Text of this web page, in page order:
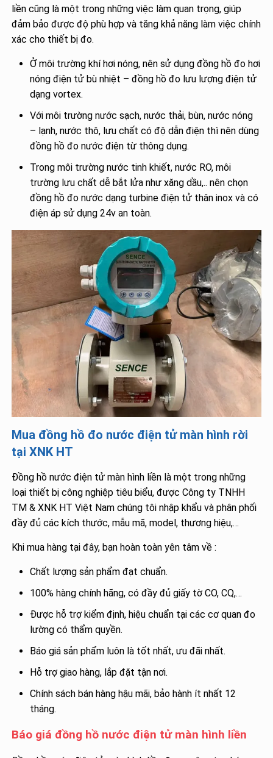
liền cũng là một trong những việc làm quan trọng, giúp
đảm bảo được độ phù hợp và tăng khả năng làm việc chính
xác cho thiết bị đo.
Ở môi trường khí hơi nóng, nên sử dụng đồng hồ đo hơi
nóng điện tử bù nhiệt – đồng hồ đo lưu lượng điện tử
dạng vortex.
Với môi trường nước sạch, nước thải, bùn, nước nóng
– lạnh, nước thô, lưu chất có độ dẫn điện thì nên dùng
đồng hồ đo nước điện từ thông dụng.
Trong môi trường nước tinh khiết, nước RO, môi
trường lưu chất dễ bắt lửa như xăng dầu,.. nên chọn
đồng hồ đo nước dạng turbine điện tử thân inox và có
điện áp sử dụng 24v an toàn.
Mua đồng hồ đo nước điện tử màn hình rời
tại XNK HT
Đồng hồ nước điện tử màn hình liền là một trong những
loại thiết bị công nghiệp tiêu biểu, được Công ty TNHH
TM & XNK HT Việt Nam chúng tôi nhập khẩu và phân phối
đầy đủ các kích thước, mẫu mã, model, thương hiệu,…
Khi mua hàng tại đây, bạn hoàn toàn yên tâm về :
Chất lượng sản phẩm đạt chuẩn.
100% hàng chính hãng, có đầy đủ giấy tờ CO, CQ,…
Được hỗ trợ kiểm định, hiệu chuẩn tại các cơ quan đo
lường có thẩm quyền.
Báo giá sản phẩm luôn là tốt nhất, ưu đãi nhất.
Hỗ trợ giao hàng, lắp đặt tận nơi.
Chính sách bán hàng hậu mãi, bảo hành ít nhất 12
tháng.
Báo giá đồng hồ nước điện tử màn hình liền